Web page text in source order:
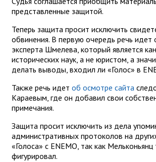
представленные защитой.
Теперь защита просит исключить
обвинения. В первую очередь речь идет
эксперта Шмелева, который является
исторических наук, а не юристом, а
делать выводы, входил ли «Голос» в
Также речь идет об осмотре сайта
Караевым, где он добавил свои
примечания.
Защита просит исключить из дела
административных протоколов на
«Голоса» с ENEMO, так как
фигурировал.